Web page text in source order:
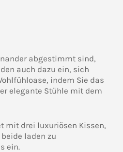
abgestimmt sind,
auch dazu ein, sich
indem Sie das
elegante Stühle mit dem
mit drei luxuriösen Kissen,
laden zu
ein.